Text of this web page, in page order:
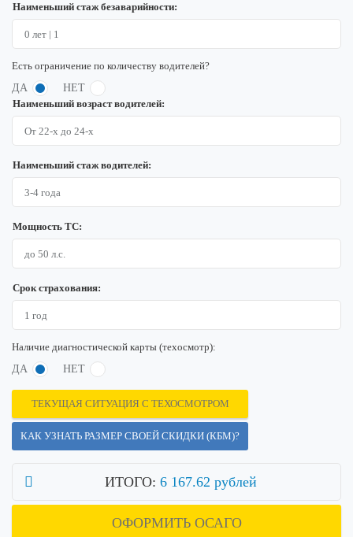
Наименьший стаж безаварийности:
Есть ограничение по количеству водителей?
ДА
НЕТ
Наименьший возраст водителей:
Наименьший стаж водителей:
Мощность ТС:
Срок страхования:
Наличие диагностической карты (техосмотр):
ДА
НЕТ
ТЕКУЩАЯ СИТУАЦИЯ С ТЕХОСМОТРОМ
КАК УЗНАТЬ РАЗМЕР СВОЕЙ СКИДКИ (КБМ)?
ИТОГО: 6 167.62 рублей
ОФОРМИТЬ ОСАГО